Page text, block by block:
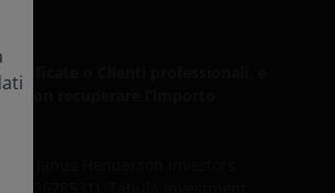
o Clienti professionali, e
non recuperare l’importo
2678531), Tabula Investment